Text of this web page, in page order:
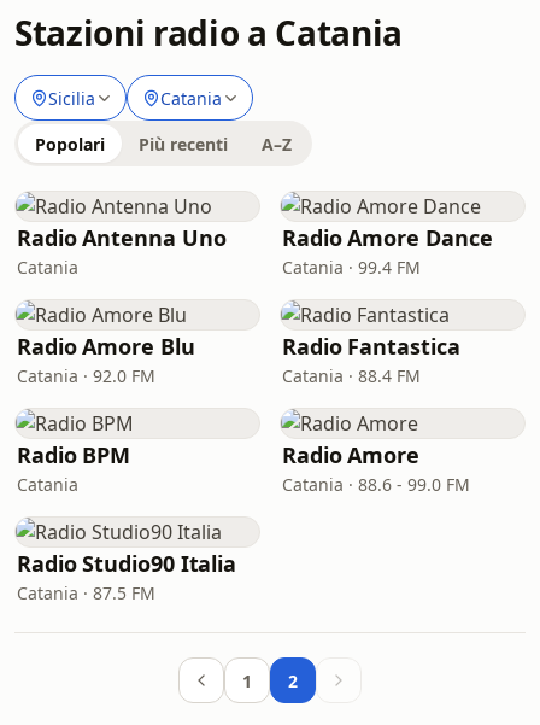
Stazioni radio a Catania
Sicilia Catania
Popolari Più recenti A–Z
Radio Antenna Uno
Catania
Radio Amore Dance
Catania · 99.4 FM
Radio Amore Blu
Catania · 92.0 FM
Radio Fantastica
Catania · 88.4 FM
Radio BPM
Catania
Radio Amore
Catania · 88.6 - 99.0 FM
Radio Studio90 Italia
Catania · 87.5 FM
1 2